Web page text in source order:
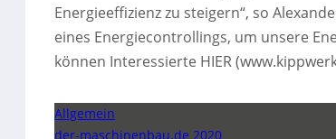
Energieeffizienz zu steigern“, so
eines Energiecontrollings, um unsere
können Interessierte HIER
Allgemein
der-maschinenbau.de 2020